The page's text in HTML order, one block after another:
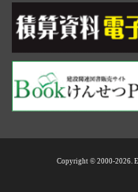
Copyright © 2000-2026.